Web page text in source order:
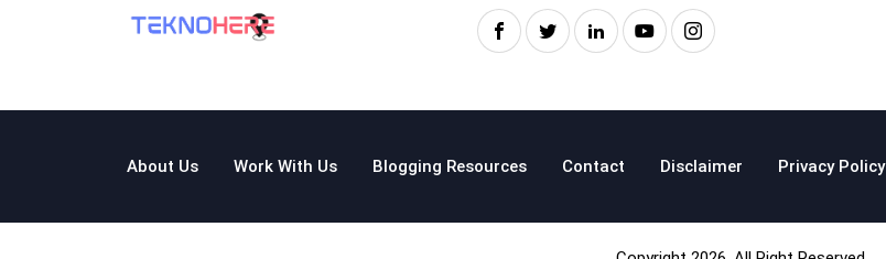
About Us Work With Us Blogging Resources Contact Disclaimer Privacy Policy